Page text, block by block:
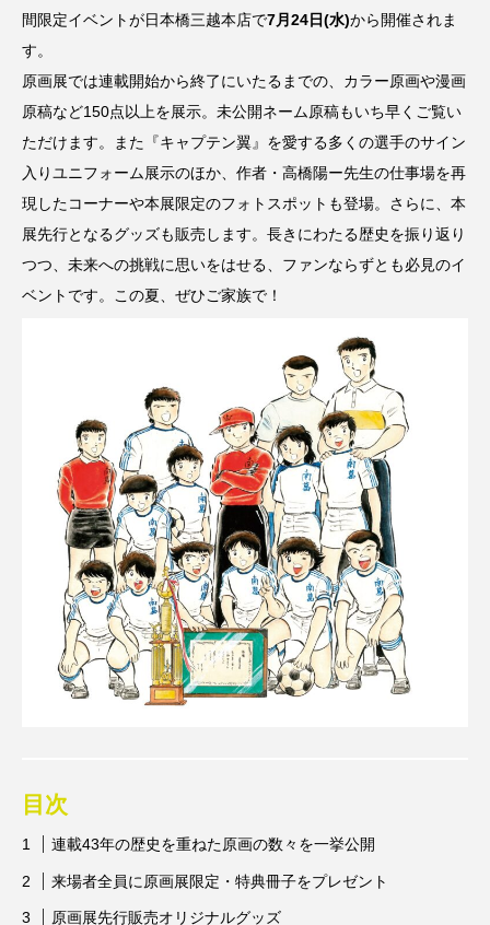
間限定イベントが日本橋三越本店で7月24日(水)から開催されま
す。
原画展では連載開始から終了にいたるまでの、カラー原画や漫画
原稿など150点以上を展示。未公開ネーム原稿もいち早くご覧い
ただけます。また『キャプテン翼』を愛する多くの選手のサイン
入りユニフォーム展示のほか、作者・高橋陽ー先生の仕事場を再
現したコーナーや本展限定のフォトスポットも登場。さらに、本
展先行となるグッズも販売します。長きにわたる歴史を振り返り
つつ、未来への挑戦に思いをはせる、ファンならずとも必見のイ
ベントです。この夏、ぜひご家族で！
目次
連載43年の歴史を重ねた原画の数々を一挙公開
来場者全員に原画展限定・特典冊子をプレゼント
原画展先行販売オリジナルグッズ